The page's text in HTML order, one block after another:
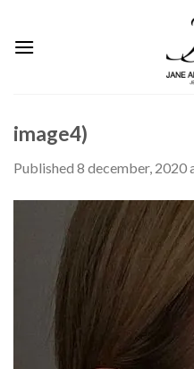
content
image4)
Published 8 december, 2020